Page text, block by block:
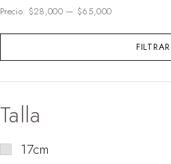
FILTRAR
Precio: $28,000— $65,000
Talla
17cm